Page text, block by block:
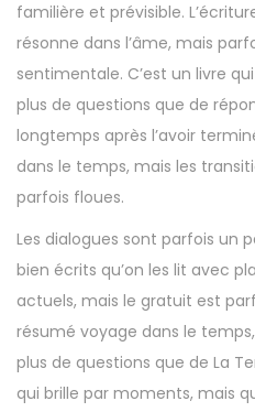
familière et prévisible.
résonne dans l’âme, mais
sentimentale. C’est un livre
plus de questions que de
longtemps après l’avoir
dans le temps, mais les
parfois floues.
Les dialogues sont parfois un
bien écrits qu’on les lit avec
actuels, mais le gratuit est
résumé voyage dans le
plus de questions que de La
qui brille par moments, mais